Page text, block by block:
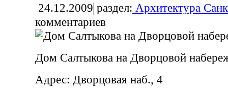
24.12.2009 раздел: Архитектура
комментариев
Дом Салтыкова на Дворцовой
Адрес: Дворцовая наб., 4